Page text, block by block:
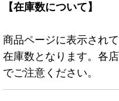
【在庫数について】
商品ページに表示され
在庫数となります。各
でご注意ください。